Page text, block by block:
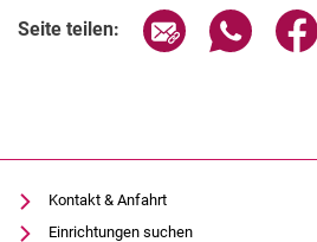
Seite teilen: Seite über E-
Seite
Kontakt & Anfahrt
Einrichtungen suchen